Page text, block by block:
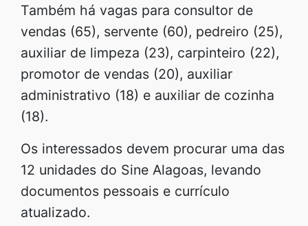
Também há vagas para consultor de
vendas (65), servente (60), pedreiro (25),
auxiliar de limpeza (23), carpinteiro (22),
promotor de vendas (20), auxiliar
administrativo (18) e auxiliar de cozinha
(18).
Os interessados devem procurar uma das
12 unidades do Sine Alagoas, levando
documentos pessoais e currículo
atualizado.